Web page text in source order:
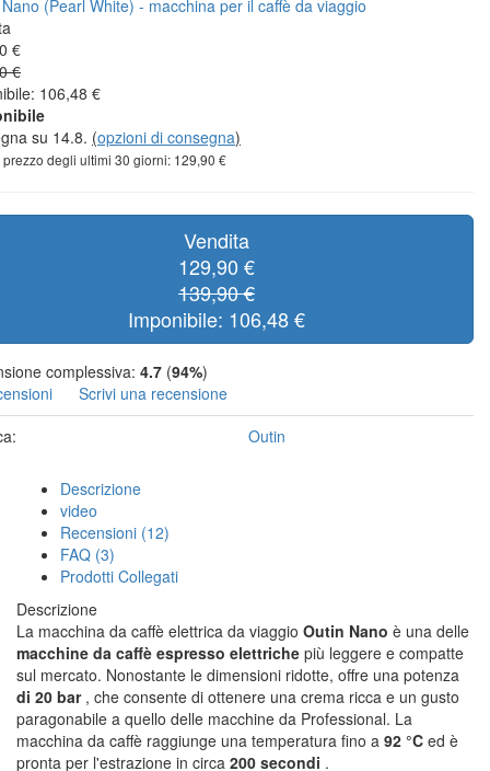
€
€
106,48 €
su 14.8. (opzioni di consegna)
degli ultimi 30 giorni: 129,90 €
Vendita
129,90 €
139,90 €
Imponibile: 106,48 €
complessiva: 4.7 (94%)
Scrivi una recensione
Outin
Descrizione
video
Recensioni (12)
FAQ (3)
Prodotti Collegati
Descrizione
La macchina da caffè elettrica da viaggio Outin Nano è una delle
macchine da caffè espresso elettriche più leggere e compatte
sul mercato. Nonostante le dimensioni ridotte, offre una potenza
di 20 bar, che consente di ottenere una crema ricca e un gusto
paragonabile a quello delle macchine da Professional. La
macchina da caffè raggiunge una temperatura fino a 92 °C ed è
pronta per l'estrazione in circa 200 secondi .